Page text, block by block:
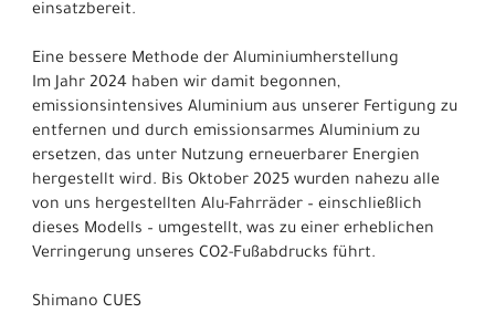
einsatzbereit.
Eine bessere Methode der Aluminiumherstellung
Im Jahr 2024 haben wir damit begonnen,
emissionsintensives Aluminium aus unserer Fertigung zu
entfernen und durch emissionsarmes Aluminium zu
ersetzen, das unter Nutzung erneuerbarer Energien
hergestellt wird. Bis Oktober 2025 wurden nahezu alle
von uns hergestellten Alu-Fahrräder – einschließlich
dieses Modells – umgestellt, was zu einer erheblichen
Verringerung unseres CO2-Fußabdrucks führt.
Shimano CUES